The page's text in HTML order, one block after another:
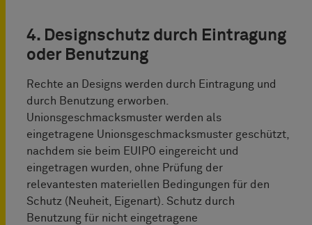
4. Designschutz durch Eintragung
oder Benutzung
Rechte an Designs werden durch Eintragung und
durch Benutzung erworben.
Unionsgeschmacksmuster werden als
eingetragene Unionsgeschmacksmuster geschützt,
nachdem sie beim EUIPO eingereicht und
eingetragen wurden, ohne Prüfung der
relevantesten materiellen Bedingungen für den
Schutz (Neuheit, Eigenart). Schutz durch
Benutzung für nicht eingetragene